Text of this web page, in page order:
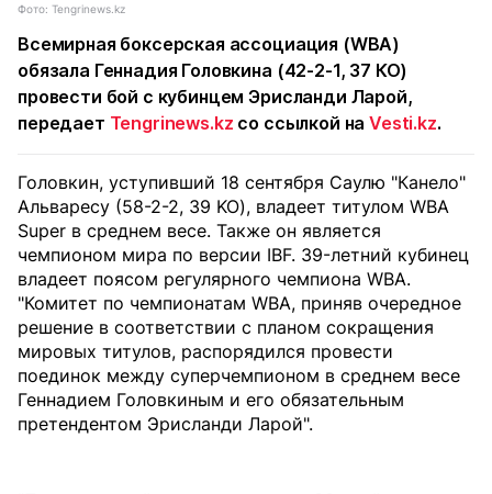
Фото: Tengrinews.kz
Всемирная боксерская ассоциация (WBA)
обязала Геннадия Головкина (42-2-1, 37 КО)
провести бой с кубинцем Эрисланди Ларой,
передает Tengrinews.kz со ссылкой наVesti.kz.
Головкин, уступивший 18 сентября Саулю "Канело"
Альваресу (58-2-2, 39 KO), владеет титулом WBA
Super в среднем весе. Также он является
чемпионом мира по версии IBF. 39-летний кубинец
владеет поясом регулярного чемпиона WBA.
"Комитет по чемпионатам WBA, приняв очередное
решение в соответствии с планом сокращения
мировых титулов, распорядился провести
поединок между суперчемпионом в среднем весе
Геннадием Головкиным и его обязательным
претендентом Эрисланди Ларой".